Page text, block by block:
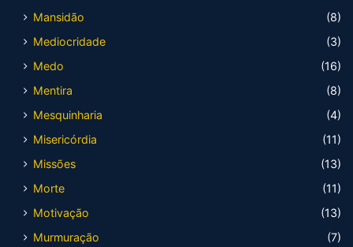
Mansidão
(8)
Mediocridade
(3)
Medo
(16)
Mentira
(8)
Mesquinharia
(4)
Misericórdia
(11)
Missões
(13)
Morte
(11)
Motivação
(13)
Murmuração
(7)